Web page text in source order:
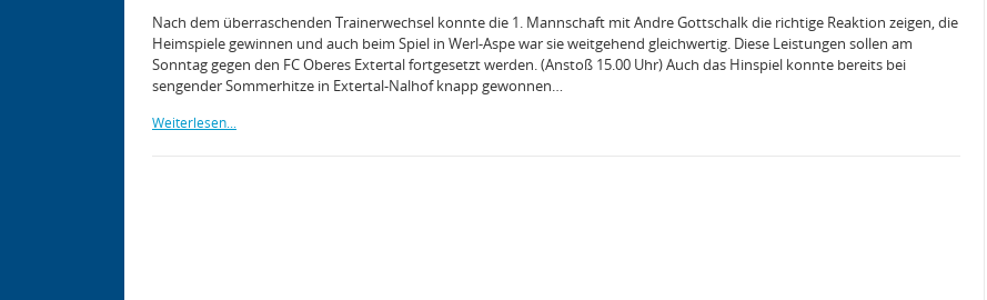
Nach dem überraschenden Trainerwechsel konnte die 1. Mannschaft mit Andre Gottschalk die richtige Reaktion zeigen, die
Heimspiele gewinnen und auch beim Spiel in Werl-Aspe war sie weitgehend gleichwertig. Diese Leistungen sollen am
Sonntag gegen den FC Oberes Extertal fortgesetzt werden. (Anstoß 15.00 Uhr) Auch das Hinspiel konnte bereits bei
sengender Sommerhitze in Extertal-Nalhof knapp gewonnen…
Weiterlesen...